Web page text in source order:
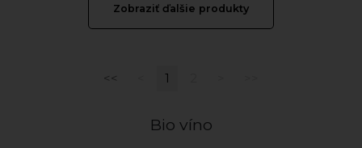
Zobraziť ďalšie produkty
<< 1
Bio víno